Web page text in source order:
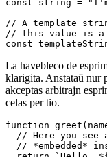
novan linion "enlinia",
// A common
const string =
// A template
// this value is
La havebleco de
akceptas arbitrajn
celas per tio.